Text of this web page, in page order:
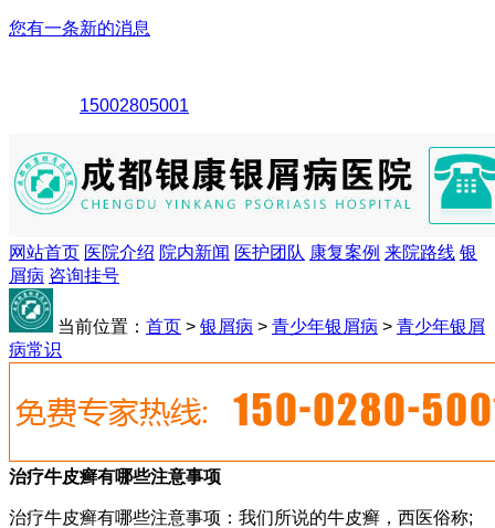
您有一条新的消息
15002805001
网站首页 医院介绍 院内新闻 医护团队 康复案例 来院路线 银
屑病 咨询挂号
当前位置： 首页 > 银屑病 > 青少年银屑病 > 青少年银屑
病常识
治疗牛皮癣有哪些注意事项
治疗牛皮癣有哪些注意事项：我们所说的牛皮癣，西医俗称;